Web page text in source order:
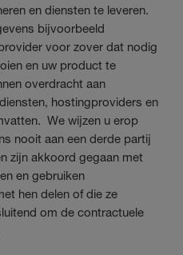
en diensten te leveren.
bijvoorbeeld
voor zover dat nodig
en uw product te
overdracht aan
hostingproviders en
We wijzen u erop
nooit aan een derde partij
zijn akkoord gegaan met
en gebruiken
hen delen of die ze
om de contractuele